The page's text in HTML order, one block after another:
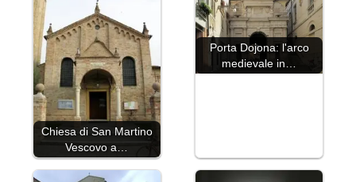
Chiesa di San Martino
Vescovo a…
Porta Dojona: l'arco
medievale in…